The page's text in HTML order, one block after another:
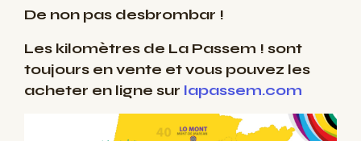
De non pas desbrombar !
Les kilomètres de La Passem ! sont
toujours en vente et vous pouvez les
acheter en ligne sur lapassem.com